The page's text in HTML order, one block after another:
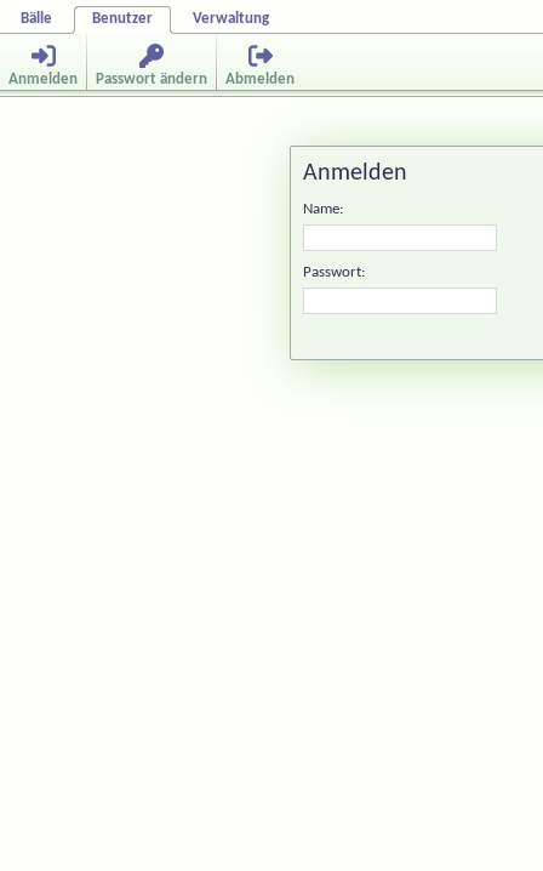
Bälle Benutzer Verwaltung
Anmelden Passwort ändern Abmelden
Anmelden
Name:
Passwort: